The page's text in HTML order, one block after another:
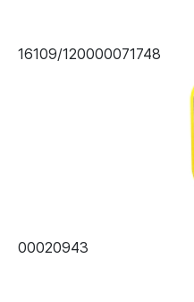
16109/120000071748
00020943